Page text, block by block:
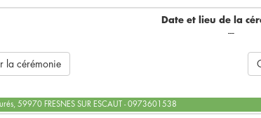
Date et lieu de la
---
la cérémonie
59970 FRESNES SUR ESCAUT - 0973601538